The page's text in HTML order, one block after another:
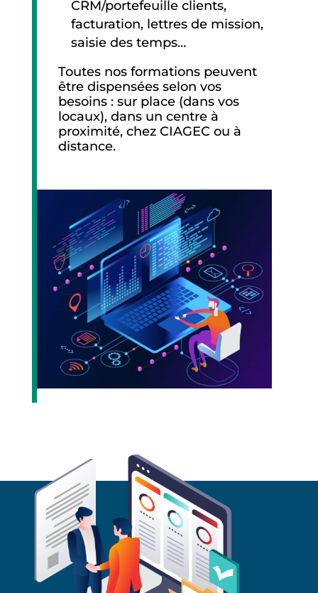
CRM/portefeuille clients,
facturation, lettres de mission,
saisie des temps…
Toutes nos formations peuvent
être dispensées selon vos
besoins : sur place (dans vos
locaux), dans un centre à
proximité, chez CIAGEC ou à
distance.